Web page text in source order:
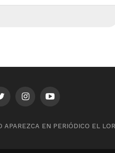
APAREZCA EN PERIÓDICO EL